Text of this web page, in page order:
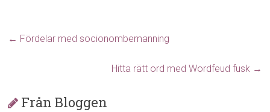
← Fördelar med socionombemanning
Hitta rätt ord med Wordfeud fusk →
Från Bloggen